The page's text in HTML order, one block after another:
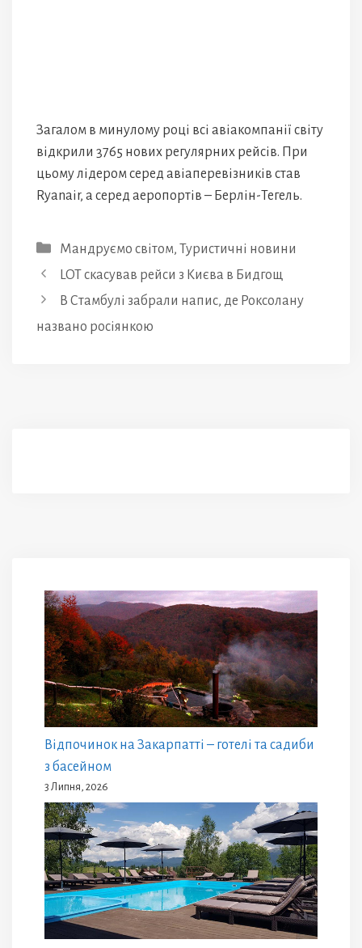
Загалом в минулому році всі авіакомпанії світу
відкрили 3765 нових регулярних рейсів. При
цьому лідером серед авіаперевізників став
Ryanair, а серед аеропортів – Берлін-Тегель.
Категорії
Мандруємо світом, Туристичні новини
LOT скасував рейси з Києва в Бидгощ
В Стамбулі забрали напис, де Роксолану
названо росіянкою
Відпочинок на Закарпатті – готелі та садиби
з басейном
3 Липня, 2026